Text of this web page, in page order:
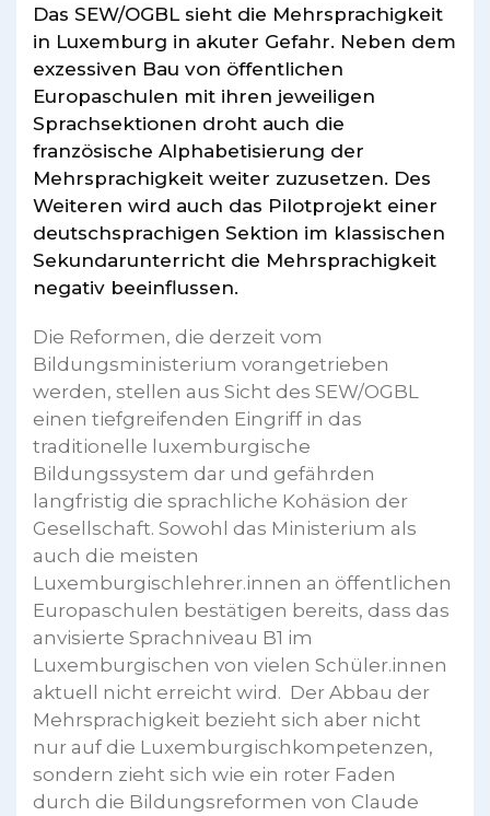
Das SEW/OGBL sieht die Mehrsprachigkeit
in Luxemburg in akuter Gefahr. Neben dem
exzessiven Bau von öffentlichen
Europaschulen mit ihren jeweiligen
Sprachsektionen droht auch die
französische Alphabetisierung der
Mehrsprachigkeit weiter zuzusetzen. Des
Weiteren wird auch das Pilotprojekt einer
deutschsprachigen Sektion im klassischen
Sekundarunterricht die Mehrsprachigkeit
negativ beeinflussen.
Die Reformen, die derzeit vom
Bildungsministerium vorangetrieben
werden, stellen aus Sicht des SEW/OGBL
einen tiefgreifenden Eingriff in das
traditionelle luxemburgische
Bildungssystem dar und gefährden
langfristig die sprachliche Kohäsion der
Gesellschaft. Sowohl das Ministerium als
auch die meisten
Luxemburgischlehrer.innen an öffentlichen
Europaschulen bestätigen bereits, dass das
anvisierte Sprachniveau B1 im
Luxemburgischen von vielen Schüler.innen
aktuell nicht erreicht wird. Der Abbau der
Mehrsprachigkeit bezieht sich aber nicht
nur auf die Luxemburgischkompetenzen,
sondern zieht sich wie ein roter Faden
durch die Bildungsreformen von Claude